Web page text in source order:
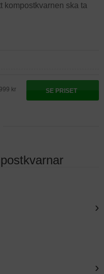
kompostkvarnen ska ta
kr SE PRISET
›
›